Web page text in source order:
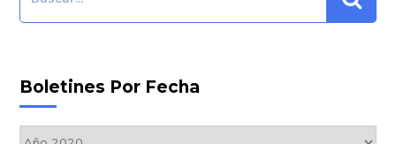
Boletines Por Fecha
Boletines